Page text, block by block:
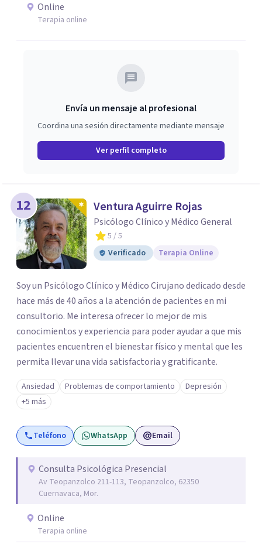
emociones, integrando herramientas basadas en
evidencia con una comprensión profunda de la historia y
Online
Terapia online
Envía un mensaje al profesional
Coordina una sesión directamente mediante mensaje
Ver perfil completo
12 Ventura Aguirre Rojas
Psicólogo Clínico y Médico General
5 / 5
Verificado
Terapia Online
Soy un Psicólogo Clínico y Médico Cirujano dedicado desde
hace más de 40 años a la atención de pacientes en mi
consultorio. Me interesa ofrecer lo mejor de mis
conocimientos y experiencia para poder ayudar a que mis
pacientes encuentren el bienestar físico y mental que les
permita llevar una vida satisfactoria y gratificante.
Ansiedad Problemas de comportamiento
Depresión
+5 más
Teléfono WhatsApp Email
Consulta Psicológica Presencial
Av Teopanzolco 211-113, Teopanzolco, 62350
Cuernavaca, Mor.
Online
Terapia online